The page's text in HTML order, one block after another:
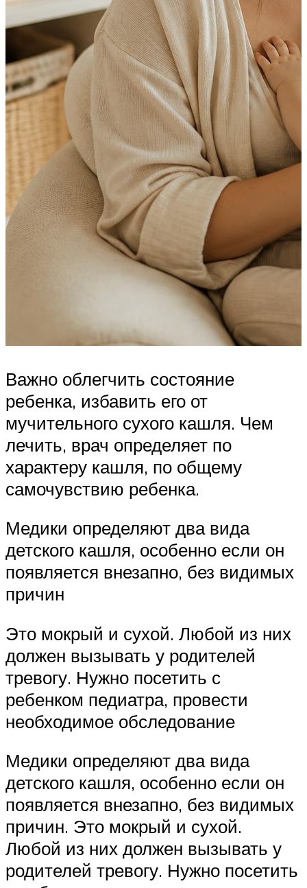
Важно облегчить состояние
ребенка, избавить его от
мучительного сухого кашля. Чем
лечить, врач определяет по
характеру кашля, по общему
самочувствию ребенка.
Медики определяют два вида
детского кашля, особенно если он
появляется внезапно, без видимых
причин
Это мокрый и сухой. Любой из них
должен вызывать у родителей
тревогу. Нужно посетить с
ребенком педиатра, провести
необходимое обследование
Медики определяют два вида
детского кашля, особенно если он
появляется внезапно, без видимых
причин. Это мокрый и сухой.
Любой из них должен вызывать у
родителей тревогу. Нужно посетить